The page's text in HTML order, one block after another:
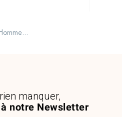
AU PANIER
notre Newsletter
manquer,